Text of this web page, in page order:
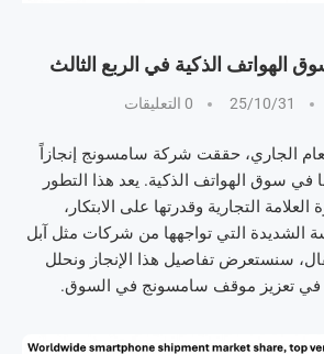
الهواتف الذكية في الربع الثالث
25/10/31 0 التعليقات
الجاري، حققت شركة سامسونج إنجازاً
في سوق الهواتف الذكية. يعد هذا التطور
التجارية وقدرتها على الابتكار،
الشديدة التي تواجهها من شركات مثل آبل
سنستعرض تفاصيل هذا الإنجاز ونحلل
في تعزيز موقف سامسونج في السوق.